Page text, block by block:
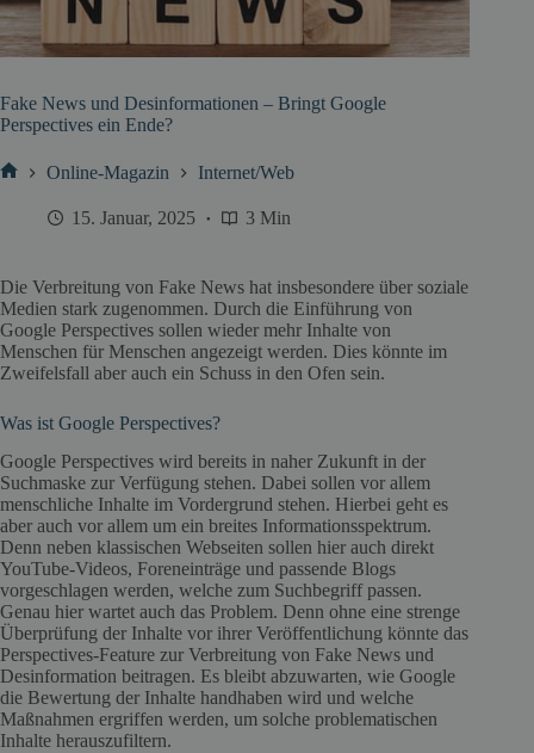
Fake News und Desinformationen – Bringt Google
Perspectives ein Ende?
Online-Magazin Internet/Web
15. Januar, 2025 3 Min
Die Verbreitung von Fake News hat insbesondere über soziale
Medien stark zugenommen. Durch die Einführung von
Google Perspectives sollen wieder mehr Inhalte von
Menschen für Menschen angezeigt werden. Dies könnte im
Zweifelsfall aber auch ein Schuss in den Ofen sein.
Was ist Google Perspectives?
Google Perspectives wird bereits in naher Zukunft in der
Suchmaske zur Verfügung stehen. Dabei sollen vor allem
menschliche Inhalte im Vordergrund stehen. Hierbei geht es
aber auch vor allem um ein breites Informationsspektrum.
Denn neben klassischen Webseiten sollen hier auch direkt
YouTube-Videos, Foreneinträge und passende Blogs
vorgeschlagen werden, welche zum Suchbegriff passen.
Genau hier wartet auch das Problem. Denn ohne eine strenge
Überprüfung der Inhalte vor ihrer Veröffentlichung könnte das
Perspectives-Feature zur Verbreitung von Fake News und
Desinformation beitragen. Es bleibt abzuwarten, wie Google
die Bewertung der Inhalte handhaben wird und welche
Maßnahmen ergriffen werden, um solche problematischen
Inhalte herauszufiltern.